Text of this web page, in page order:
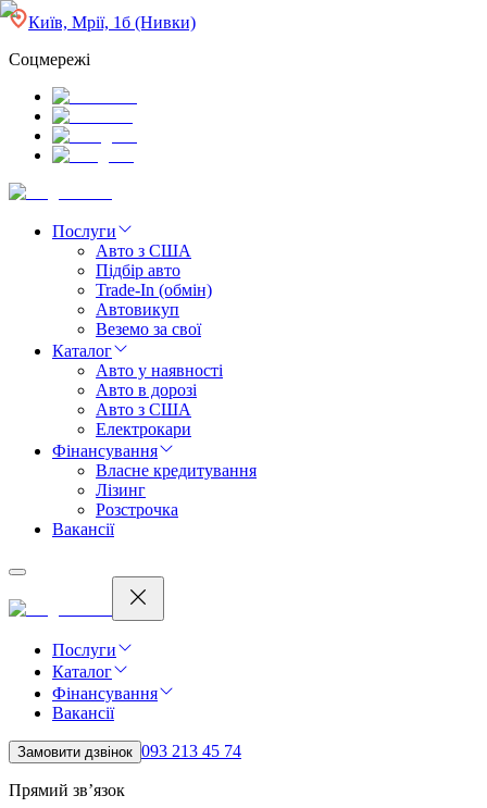
Київ, Мрії, 1б (Нивки)
Соцмережі
Послуги
Авто з США
Підбір авто
Trade-In (обмін)
Автовикуп
Веземо за свої
Каталог
Авто у наявності
Авто в дорозі
Авто з США
Електрокари
Фінансування
Власне кредитування
Лізинг
Розстрочка
Вакансії
Послуги
Каталог
Фінансування
Вакансії
Замовити дзвінок 093 213 45 74
Прямий зв’язок